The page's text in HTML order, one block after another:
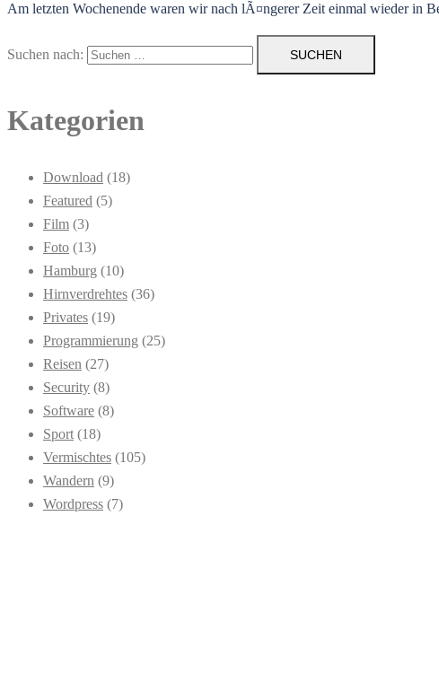
Am letzten Wochenende waren wir nach lÃ¤ngerer Zeit einmal wieder in
Suchen nach:
Kategorien
Download (18)
Featured (5)
Film (3)
Foto (13)
Hamburg (10)
Hirnverdrehtes (36)
Privates (19)
Programmierung (25)
Reisen (27)
Security (8)
Software (8)
Sport (18)
Vermischtes (105)
Wandern (9)
Wordpress (7)